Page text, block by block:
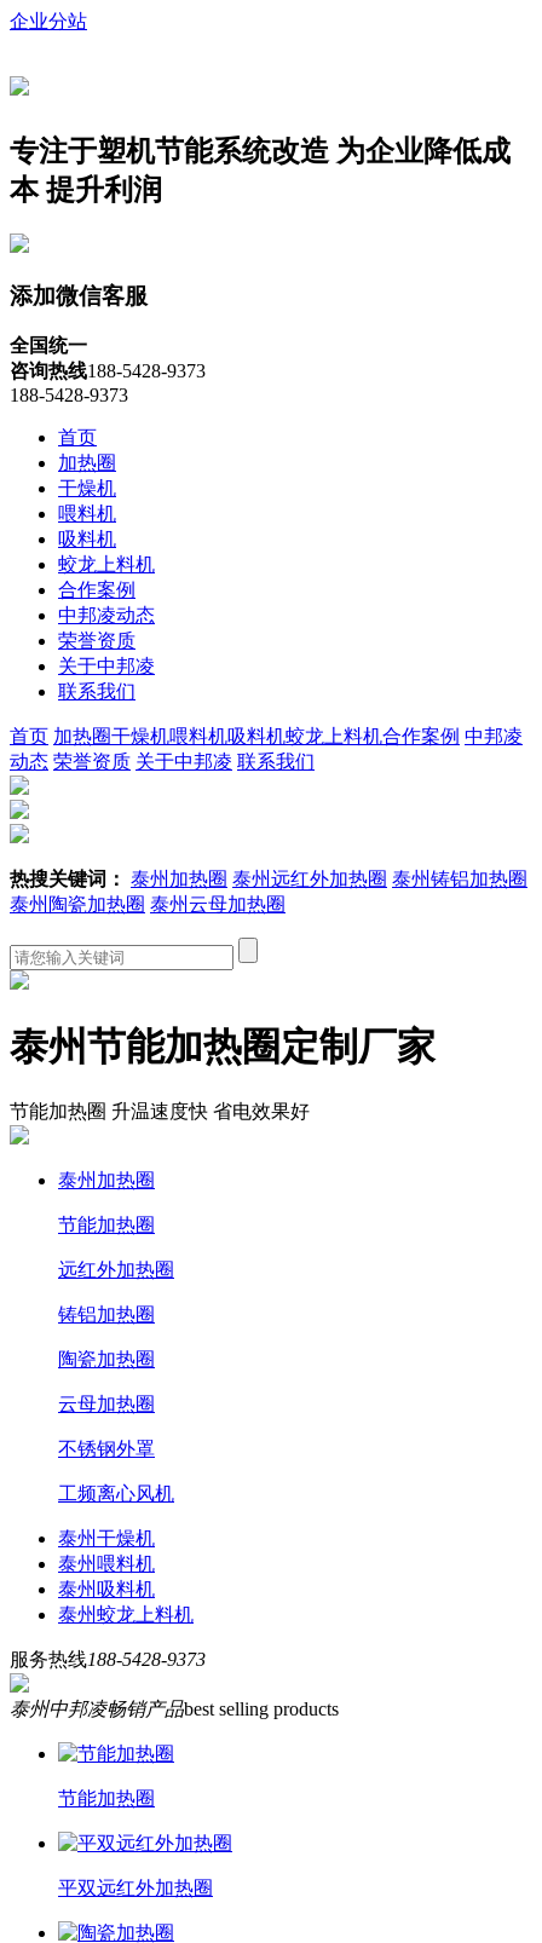
企业分站
专注于塑机节能系统改造 为企业降低成
本 提升利润
添加微信客服
全国统一
咨询热线188-5428-9373
188-5428-9373
首页
加热圈
干燥机
喂料机
吸料机
蛟龙上料机
合作案例
中邦凌动态
荣誉资质
关于中邦凌
联系我们
首页 加热圈干燥机喂料机吸料机蛟龙上料机合作案例 中邦凌
动态 荣誉资质 关于中邦凌 联系我们
热搜关键词： 泰州加热圈 泰州远红外加热圈 泰州铸铝加热圈
泰州陶瓷加热圈 泰州云母加热圈
泰州节能加热圈定制厂家
节能加热圈 升温速度快 省电效果好
泰州加热圈
节能加热圈
远红外加热圈
铸铝加热圈
陶瓷加热圈
云母加热圈
不锈钢外罩
工频离心风机
泰州干燥机
泰州喂料机
泰州吸料机
泰州蛟龙上料机
服务热线188-5428-9373
泰州中邦凌畅销产品best selling products
节能加热圈
平双远红外加热圈